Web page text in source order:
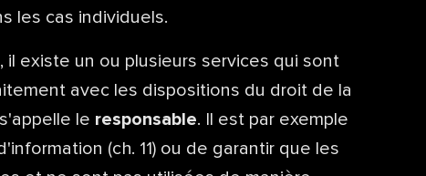
les cas individuels.
existe un ou plusieurs services qui sont
avec les dispositions du droit de la
le responsable. Il est par exemple
(ch. 11) ou de garantir que les